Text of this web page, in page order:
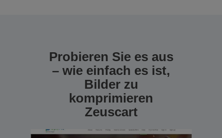
Probieren Sie es aus
– wie einfach es ist,
Bilder zu
komprimieren
Zeuscart